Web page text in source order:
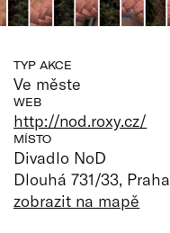
TYP AKCE
Ve měste
WEB
http://nod.roxy.cz/
MÍSTO
Divadlo NoD
Dlouhá 731/33, Praha
zobrazit na mapě